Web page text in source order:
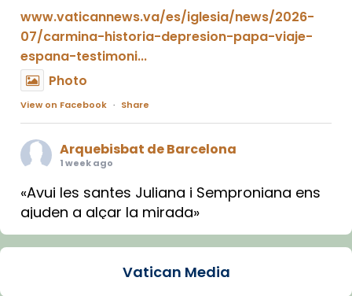
www.vaticannews.va/es/iglesia/news/2026-
07/carmina-historia-depresion-papa-viaje-
espana-testimoni...
Photo
View on Facebook · Share
Arquebisbat de Barcelona
1 week ago
«Avui les santes Juliana i Semproniana ens
ajuden a alçar la mirada»
Mons. Sergi Gordo, bisbe de Tortosa, ha
Santes de Mataró.Vatican Media